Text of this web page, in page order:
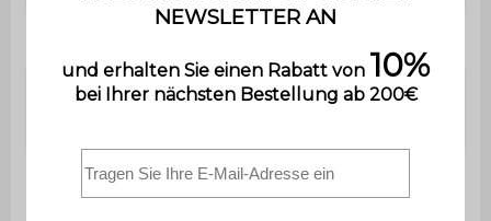
Höhe zwischen Kleiderschrank
Schließfächer
T45cm (x3)